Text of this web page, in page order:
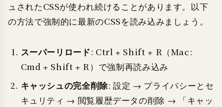
ュされたCSSが使われ続けることがあります。以下
の方法で強制的に最新のCSSを読み込みましょう。
スーパーリロード: Ctrl + Shift + R（Mac:
Cmd + Shift + R）で強制再読み込み
キャッシュの完全削除: 設定 → プライバシーとセ
キュリティ → 閲覧履歴データの削除 → 「キャッ